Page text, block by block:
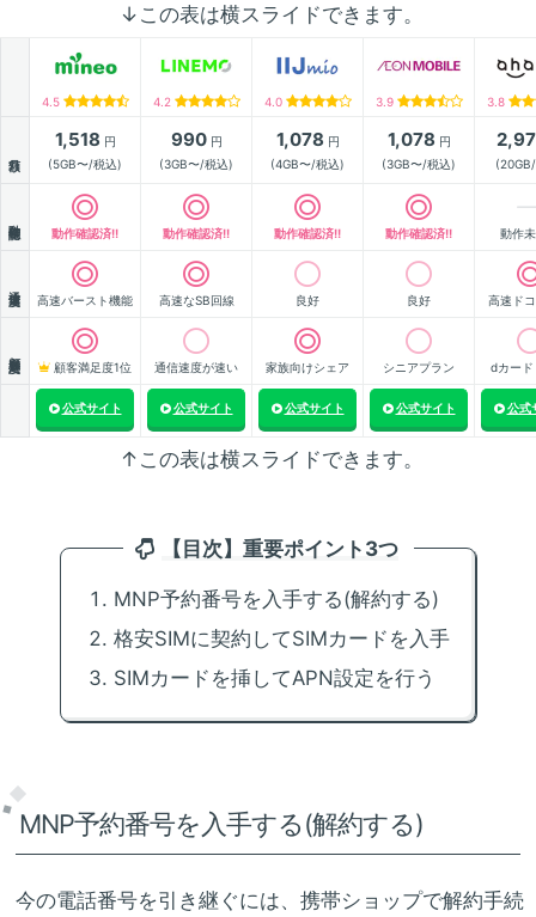
↓この表は横スライドできます。
4.5 4.2 4.0 3.9 3.8
1,518 円
(5GB〜/税込)
990円
(3GB〜/税込)
1,078 円
(4GB〜/税込)
1,078 円
(3GB〜/税込)
動作確認済!! 動作確認済!! 動作確認済!! 動作確認済!! 動作
高速バースト機能 高速なSB回線 良好 良好 高速ド
顧客満足度1位 通信速度が速い 家族向けシェア シニアプラン dカード
公式サイト 公式サイト 公式サイト 公式サイト 公式
↑この表は横スライドできます。
【目次】重要ポイント3つ
MNP予約番号を入手する(解約する)
格安SIMに契約してSIMカードを入手
SIMカードを挿してAPN設定を行う
MNP予約番号を入手する(解約する)
今の電話番号を引き継ぐには、携帯ショップで解約手続